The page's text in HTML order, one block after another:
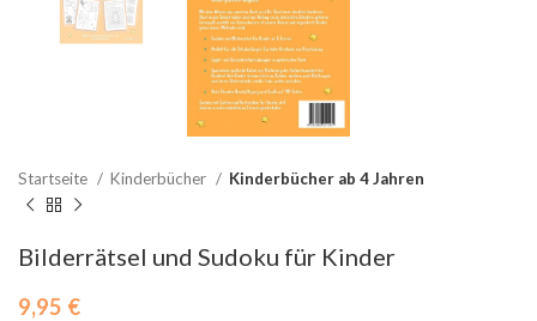
Startseite Kinderbücher Kinderbücher ab 4 Jahren
Bilderrätsel und Sudoku für Kinder
9,95 €